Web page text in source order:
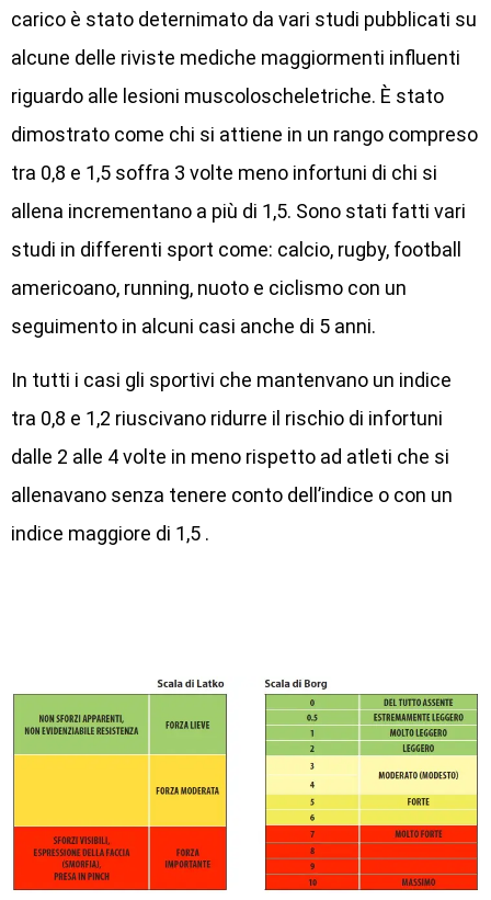
carico è stato deternimato da vari studi pubblicati su
alcune delle riviste mediche maggiormenti influenti
riguardo alle lesioni muscoloscheletriche. È stato
dimostrato come chi si attiene in un rango compreso
tra 0,8 e 1,5 soffra 3 volte meno infortuni di chi si
allena incrementano a più di 1,5. Sono stati fatti vari
studi in differenti sport come: calcio, rugby, football
americoano, running, nuoto e ciclismo con un
seguimento in alcuni casi anche di 5 anni.
In tutti i casi gli sportivi che mantenvano un indice
tra 0,8 e 1,2 riuscivano ridurre il rischio di infortuni
dalle 2 alle 4 volte in meno rispetto ad atleti che si
allenavano senza tenere conto dell’indice o con un
indice maggiore di 1,5 .